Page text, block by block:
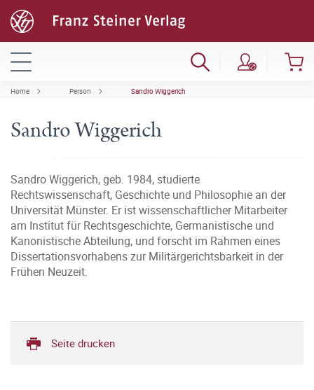
Home Person Sandro Wiggerich
Sandro Wiggerich
Sandro Wiggerich, geb. 1984, studierte
Rechtswissenschaft, Geschichte und Philosophie an der
Universität Münster. Er ist wissenschaftlicher Mitarbeiter
am Institut für Rechtsgeschichte, Germanistische und
Kanonistische Abteilung, und forscht im Rahmen eines
Dissertationsvorhabens zur Militärgerichtsbarkeit in der
Frühen Neuzeit.
Seite drucken